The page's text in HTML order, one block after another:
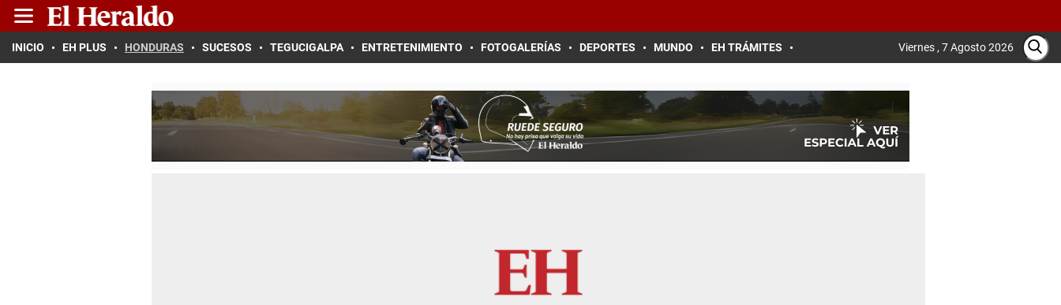
INICIO EH PLUS HONDURAS SUCESOS TEGUCIGALPA ENTRETENIMIENTO FOTOGALERÍAS DEPORTES MUNDO EH TRÁMITES Viernes , 7 Agosto 2026